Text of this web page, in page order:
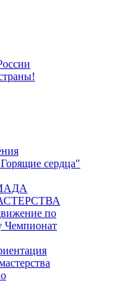
сердца"
по
Чемпионат